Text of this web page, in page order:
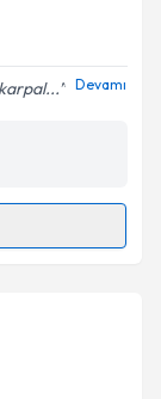
Aydınlatma
belirtilen
Devamı
talebi
için bir